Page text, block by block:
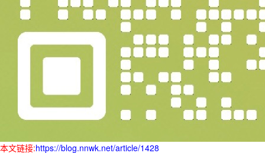
本文链接:https://blog.nnwk.net/article/1428